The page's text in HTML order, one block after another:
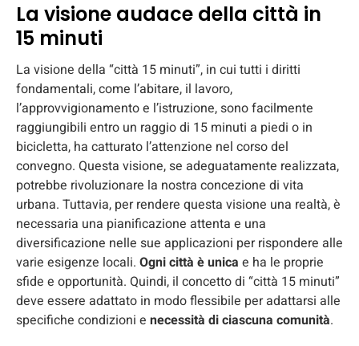
La visione audace della città in
15 minuti
La visione della “città 15 minuti”, in cui tutti i diritti
fondamentali, come l’abitare, il lavoro,
l’approvvigionamento e l’istruzione, sono facilmente
raggiungibili entro un raggio di 15 minuti a piedi o in
bicicletta, ha catturato l’attenzione nel corso del
convegno. Questa visione, se adeguatamente realizzata,
potrebbe rivoluzionare la nostra concezione di vita
urbana. Tuttavia, per rendere questa visione una realtà, è
necessaria una pianificazione attenta e una
diversificazione nelle sue applicazioni per rispondere alle
varie esigenze locali. Ogni città è unica e ha le proprie
sfide e opportunità. Quindi, il concetto di “città 15 minuti”
deve essere adattato in modo flessibile per adattarsi alle
specifiche condizioni e necessità di ciascuna comunità.